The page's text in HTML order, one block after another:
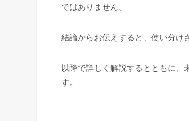
ではありません。
結論からお伝えすると、使い分け
以降で詳しく解説するとともに、
す。